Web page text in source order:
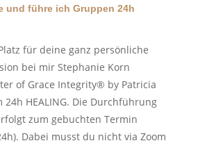
und führe ich Gruppen 24h
für deine ganz persönliche
bei mir Stephanie Korn
of Grace Integrity® by Patricia
24h HEALING. Die Durchführung
zum gebuchten Termin
Dabei musst du nicht via Zoom